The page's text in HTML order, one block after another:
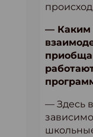
— Каким
— Здесь